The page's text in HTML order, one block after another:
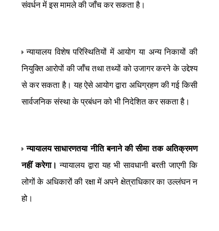
संवर्धन में इस मामले कीजाँच कर सकता है।
न्यायालय विशेष परिस्थितियों में आयोग या अन्य निकायों की
नियुक्ति आरोपों की जाँच तथा तथ्यों को उजागर करने के उद्देश्य
से कर सकता है। यह ऐसे आयोग द्वारा अधिग्रहण की गई किसी
सार्वजनिक संस्था के प्रबंधन को भी निदेशित कर सकता है।
न्यायालय साधारणतया नीति बनाने की सीमा तक अतिक्रमण
नहीं करेगा। न्यायालय द्वारा यह भी सावधानी बरती जाएगी कि
लोगों के अधिकारों की रक्षा में अपने क्षेत्राधिकार का उल्लंघन न
हो।